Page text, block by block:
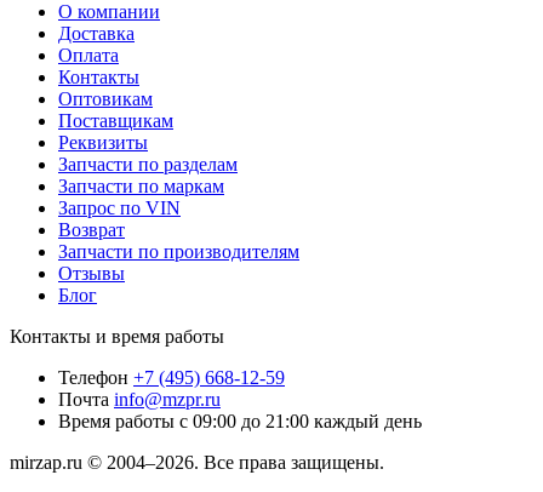
О компании
Доставка
Оплата
Контакты
Оптовикам
Поставщикам
Реквизиты
Запчасти по разделам
Запчасти по маркам
Запрос по VIN
Возврат
Запчасти по производителям
Отзывы
Блог
Контакты и время работы
Телефон +7 (495) 668-12-59
Почта info@mzpr.ru
Время работы с 09:00 до 21:00 каждый день
mirzap.ru © 2004–2026. Все права защищены.